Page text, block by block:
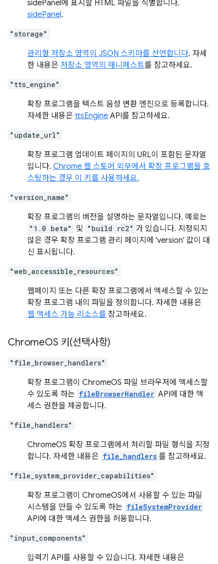
sidePanel에 표시할 HTML 파일을 식별합니다.
sidePanel.
"storage"
관리형 저장소 영역의 JSON 스키마를 선언합니다. 자세
한 내용은 저장소 영역의 매니페스트를 참고하세요.
"tts_engine"
확장 프로그램을 텍스트 음성 변환 엔진으로 등록합니다.
자세한 내용은 ttsEngine API를 참고하세요.
"update_url"
확장 프로그램 업데이트 페이지의 URL이 포함된 문자열
입니다. Chrome 웹 스토어 외부에서 확장 프로그램을 호
스팅하는 경우 이 키를 사용하세요.
"version_name"
확장 프로그램의 버전을 설명하는 문자열입니다. 예로는
"1.0 beta" 및 "build rc2" 가 있습니다. 지정되지
않은 경우 확장 프로그램 관리 페이지에 'version' 값이 대
신 표시됩니다.
"web_accessible_resources"
웹페이지 또는 다른 확장 프로그램에서 액세스할 수 있는
확장 프로그램 내의 파일을 정의합니다. 자세한 내용은
웹 액세스 가능 리소스를 참고하세요.
ChromeOS 키(선택사항)
"file_browser_handlers"
확장 프로그램이 ChromeOS 파일 브라우저에 액세스할
수 있도록 하는 fileBrowserHandler API에 대한 액
세스 권한을 제공합니다.
"file_handlers"
ChromeOS 확장 프로그램에서 처리할 파일 형식을 지정
합니다. 자세한 내용은 file_handlers 를 참고하세요.
"file_system_provider_capabilities"
확장 프로그램이 ChromeOS에서 사용할 수 있는 파일
시스템을 만들 수 있도록 하는 fileSystemProvider
API에 대한 액세스 권한을 허용합니다.
"input_components"
입력기 API를 사용할 수 있습니다. 자세한 내용은